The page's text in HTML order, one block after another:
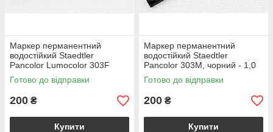
Маркер перманентний
водостійкий Staedtler
Pancolor Lumocolor 303F
червоний 0,6 мм
Готово до відправки
200 ₴
Купити
Маркер перманентний
водостійкий Staedtler
Pancolor 303M, чорний - 1,0
мм
Готово до відправки
200 ₴
Купити